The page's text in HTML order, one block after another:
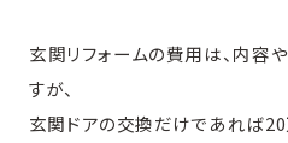
玄関リフォームの費用は、内容
すが、
玄関ドアの交換だけであれば